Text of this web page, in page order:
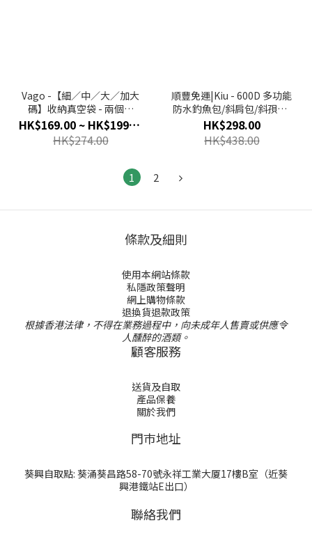
Vago -【細／中／大／加大
碼】收納真空袋 - 兩個裝
(Vago真空器專用)
HK$169.00 ~ HK$199.00
HK$274.00
順豐免運|Kiu - 600D 多功能
防水釣魚包/斜肩包/斜孭袋/
斜揹包 (黑色)【K302-900-
R】
HK$298.00
HK$438.00
1 2
條款及細則
使用本網站條款
私隱政策聲明
網上購物條款
退換貨退款政策
根據香港法律，不得在業務過程中，向未成年人售賣或供應令
人醺醉的酒類。
顧客服務
送貨及自取
產品保養
關於我們
門巿地址
葵興自取點: 葵涌葵昌路58-70號永祥工業大厦17樓B室（近葵
興港鐵站E出口）
聯絡我們